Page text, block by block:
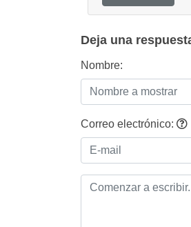
Deja una
Nombre:
Correo electrónico: